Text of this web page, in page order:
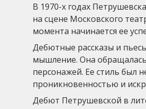
В 1970-х годах
на сцене Московского
момента начинается ее
Дебютные рассказы и
мышление. Она
персонажей. Ее стиль был
проникновенностью и
Дебют Петрушевской в